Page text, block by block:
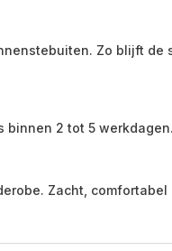
Zo blijft de
binnen 2 tot 5 werkdagen.
Zacht,